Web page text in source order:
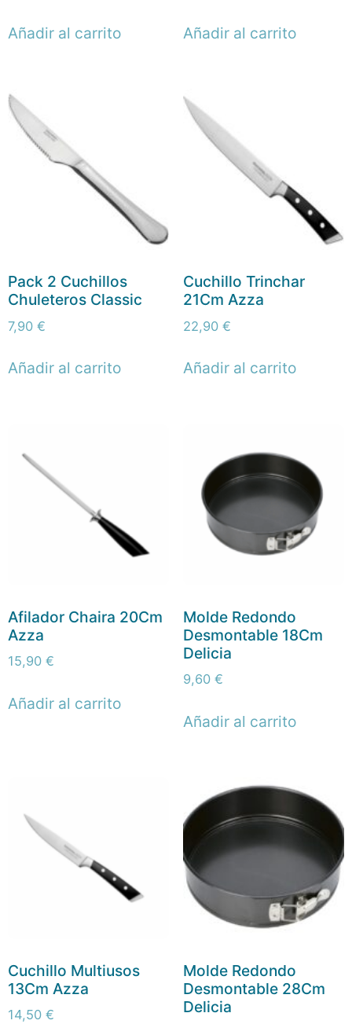
Añadir al carrito Añadir al carrito
Pack 2 Cuchillos
Chuleteros Classic
7,90 €
Añadir al carrito
Cuchillo Trinchar
21Cm Azza
22,90 €
Añadir al carrito
Afilador Chaira 20Cm
Azza
15,90 €
Añadir al carrito
Molde Redondo
Desmontable 18Cm
Delicia
9,60 €
Añadir al carrito
Cuchillo Multiusos
13Cm Azza
14,50 €
Molde Redondo
Desmontable 28Cm
Delicia